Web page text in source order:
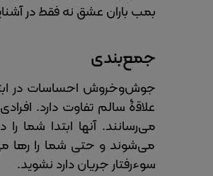
بمب باران عشق نه فقط در
جمع‌بندی
جوش‌وخروش احساسات در
علاقۀ سالم تفاوت دارد.
می‌رسانند. آنها ابتدا
می‌شوند و حتی شما را رها
سوءرفتار جریان دارد نشوید.